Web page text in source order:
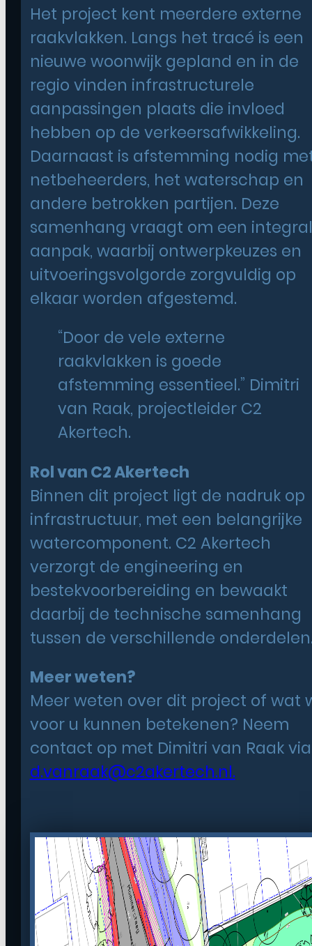
Het project kent meerdere externe
raakvlakken. Langs het tracé is een
nieuwe woonwijk gepland en in de
regio vinden infrastructurele
aanpassingen plaats die invloed
hebben op de verkeersafwikkeling.
Daarnaast is afstemming nodig
netbeheerders, het waterschap en
andere betrokken partijen. Deze
samenhang vraagt om een
aanpak, waarbij ontwerpkeuzes en
uitvoeringsvolgorde zorgvuldig op
elkaar worden afgestemd.
“Door de vele externe
raakvlakken is goede
afstemming essentieel.” Dimitri
van Raak, projectleider C2
Akertech.
Rol van C2 Akertech
Binnen dit project ligt de nadruk op
infrastructuur, met een belangrijke
watercomponent. C2 Akertech
verzorgt de engineering en
bestekvoorbereiding en bewaakt
daarbij de technische samenhang
tussen de verschillende
Meer weten?
Meer weten over dit project of wat
voor u kunnen betekenen? Neem
contact op met Dimitri van Raak via
d.vanraak@c2akertech.nl.